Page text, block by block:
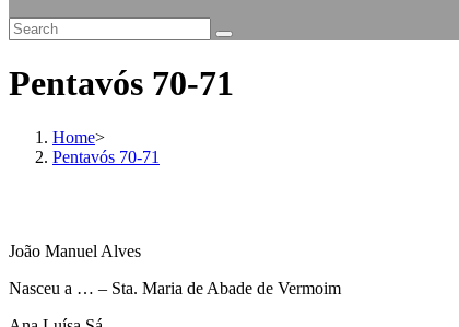
Pentavós 70-71
Home>
Pentavós 70-71
João Manuel Alves
Nasceu a … – Sta. Maria de Abade de Vermoim